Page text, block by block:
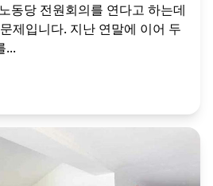
동당 전원회의를 연다고 하는데
제입니다. 지난 연말에 이어 두
...